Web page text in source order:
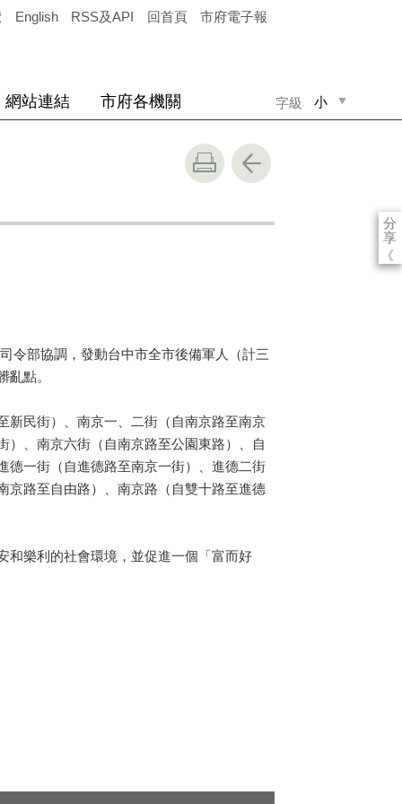
English RSS及API 回首頁 市府電子報
字級 小
網站連結 市府各機關
分
享
《
部協調，發動台中市全市後備軍人（計三
點。
民街）、南京一、二街（自南京路至南京
）、南京六街（自南京路至公園東路）、自
德一街（自進德路至南京一街）、進德二街
京路至自由路）、南京路（自雙十路至進德
樂利的社會環境，並促進一個「富而好